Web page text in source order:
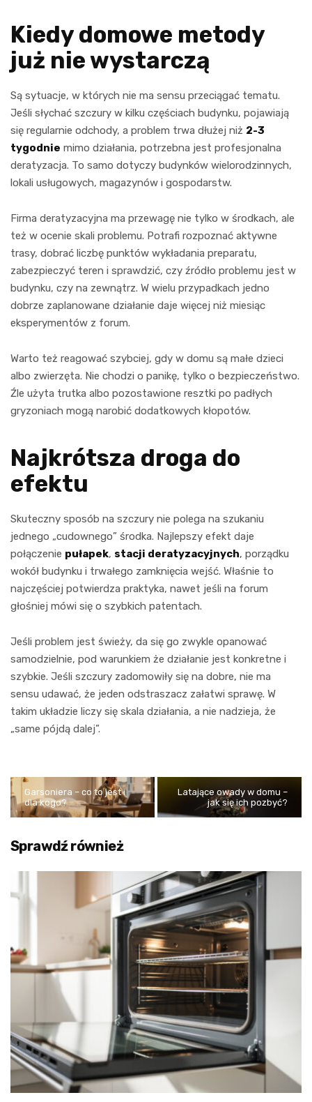
Kiedy domowe metody
już nie wystarczą
Są sytuacje, w których nie ma sensu przeciągać tematu.
Jeśli słychać szczury w kilku częściach budynku, pojawiają
się regularnie odchody, a problem trwa dłużej niż 2-3
tygodnie mimo działania, potrzebna jest profesjonalna
deratyzacja. To samo dotyczy budynków wielorodzinnych,
lokali usługowych, magazynów i gospodarstw.
Firma deratyzacyjna ma przewagę nie tylko w środkach, ale
też w ocenie skali problemu. Potrafi rozpoznać aktywne
trasy, dobrać liczbę punktów wykładania preparatu,
zabezpieczyć teren i sprawdzić, czy źródło problemu jest w
budynku, czy na zewnątrz. W wielu przypadkach jedno
dobrze zaplanowane działanie daje więcej niż miesiąc
eksperymentów z forum.
Warto też reagować szybciej, gdy w domu są małe dzieci
albo zwierzęta. Nie chodzi o panikę, tylko o bezpieczeństwo.
Źle użyta trutka albo pozostawione resztki po padłych
gryzoniach mogą narobić dodatkowych kłopotów.
Najkrótsza droga do
efektu
Skuteczny sposób na szczury nie polega na szukaniu
jednego „cudownego” środka. Najlepszy efekt daje
połączenie pułapek, stacji deratyzacyjnych, porządku
wokół budynku i trwałego zamknięcia wejść. Właśnie to
najczęściej potwierdza praktyka, nawet jeśli na forum
głośniej mówi się o szybkich patentach.
Jeśli problem jest świeży, da się go zwykle opanować
samodzielnie, pod warunkiem że działanie jest konkretne i
szybkie. Jeśli szczury zadomowiły się na dobre, nie ma
sensu udawać, że jeden odstraszacz załatwi sprawę. W
takim układzie liczy się skala działania, a nie nadzieja, że
„same pójdą dalej”.
Garsoniera – co to jest i
dla kogo?
Latające owady w domu –
jak się ich pozbyć?
Sprawdź również